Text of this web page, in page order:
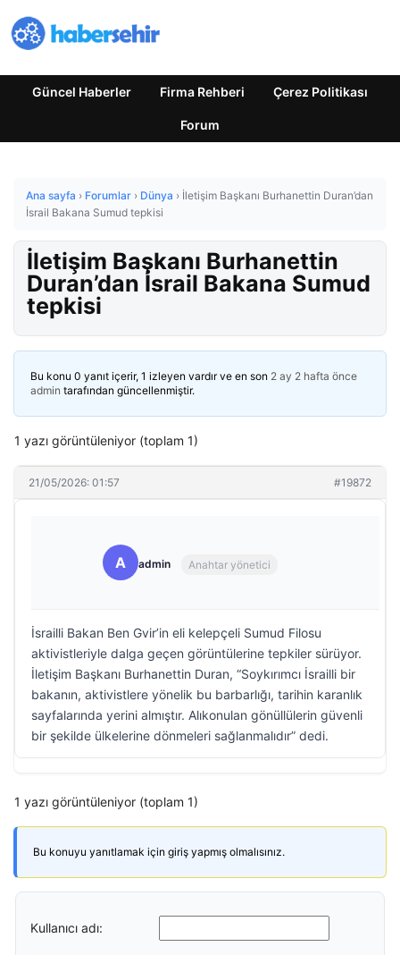
Güncel Haberler Firma Rehberi Çerez Politikası
Forum
Ana sayfa › Forumlar › Dünya › İletişim Başkanı Burhanettin Duran’dan
İsrail Bakana Sumud tepkisi
İletişim Başkanı Burhanettin
Duran’dan İsrail Bakana Sumud
tepkisi
Bu konu 0 yanıt içerir, 1 izleyen vardır ve en son 2 ay 2 hafta önce
admin tarafından güncellenmiştir.
1 yazı görüntüleniyor (toplam 1)
21/05/2026: 01:57 #19872
A admin Anahtar yönetici
İsrailli Bakan Ben Gvir’in eli kelepçeli Sumud Filosu
aktivistleriyle dalga geçen görüntülerine tepkiler sürüyor.
İletişim Başkanı Burhanettin Duran, “Soykırımcı İsrailli bir
bakanın, aktivistlere yönelik bu barbarlığı, tarihin karanlık
sayfalarında yerini almıştır. Alıkonulan gönüllülerin güvenli
bir şekilde ülkelerine dönmeleri sağlanmalıdır” dedi.
1 yazı görüntüleniyor (toplam 1)
Bu konuyu yanıtlamak için giriş yapmış olmalısınız.
Kullanıcı adı: